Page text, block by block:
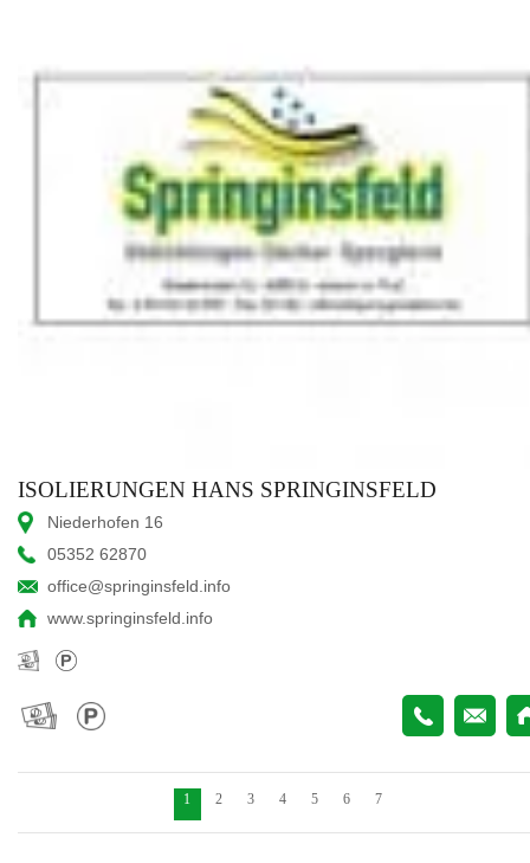
ISOLIERUNGEN HANS SPRINGINSFELD
Niederhofen 16
05352 62870
office@springinsfeld.info
www.springinsfeld.info
1 2 3 4 5 6 7